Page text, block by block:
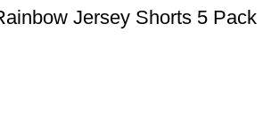
Jersey Shorts 5 Pack